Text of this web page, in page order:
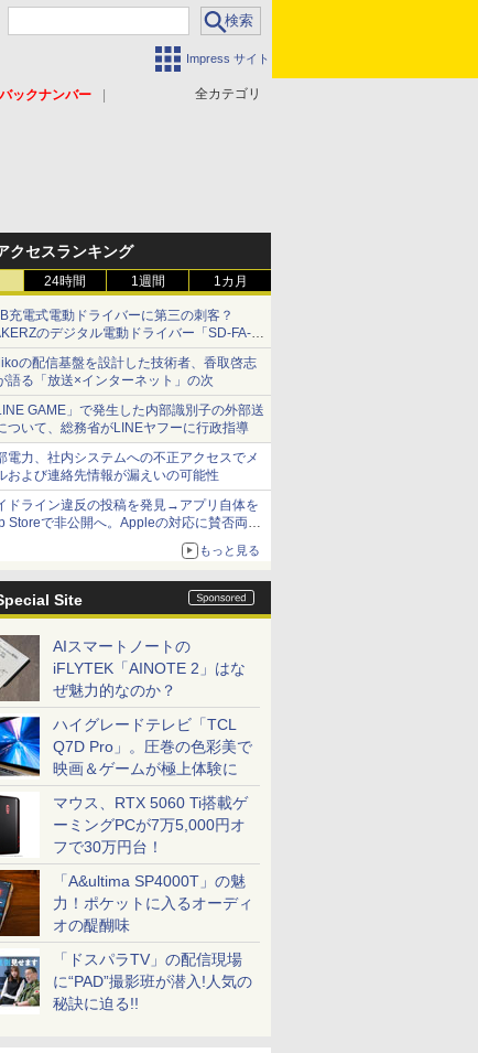
Impress サイト
全カテゴリ
バックナンバー
クセスランキング
24時間 1週間 1カ月
充電式電動ドライバーに第三の刺客？
のデジタル電動ドライバー「SD-FA-
」を、ベッセル、パナソニックと比較し
た 【テレワークグッズ・ミニレビュー 第
回】
の配信基盤を設計した技術者、香取啓志
語る「放送×インターネット」の次
GAME」で発生した内部識別子の外部送
ついて、総務省がLINEヤフーに行政指導
電力、社内システムへの不正アクセスでメ
および連絡先情報が漏えいの可能性
ドライン違反の投稿を発見→アプリ自体を
Storeで非公開へ。Appleの対応に賛否両論
もっと見る
Site
AIスマートノートの
iFLYTEK「AINOTE 2」はな
ぜ魅力的なのか？
ハイグレードテレビ「TCL
Q7D Pro」。圧巻の色彩美で
映画＆ゲームが極上体験に
マウス、RTX 5060 Ti搭載ゲ
ーミングPCが7万5,000円オ
フで30万円台！
「A&ultima SP4000T」の魅
力！ポケットに入るオーディ
オの醍醐味
「ドスパラTV」の配信現場
に“PAD”撮影班が潜入!人気の
秘訣に迫る!!